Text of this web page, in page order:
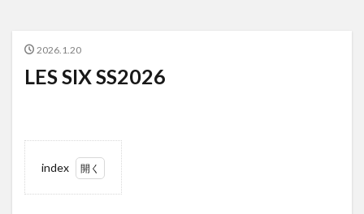
2026.1.20
LES SIX SS2026
index
1